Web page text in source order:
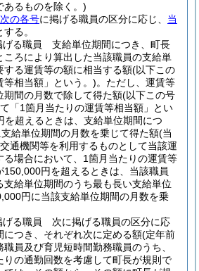
あるものを除く。)
次の各号に掲げる職員の区分に応じ、 当
る。
げる職員 支給単位期間につき、町長
ころにより算出した当該職員の支給単
する運賃等の額に相当する額(以下この
等相当額」という。)。 ただし、運賃等
期間の月数で除して得た額(以下この号
「1箇月当たりの運賃等相当額」とい
を超えるときは、支給単位期間につ
給単位期間の月数を乗じて得た額(当
通機関等を利用するものとして当該運
る場合において、1箇月当たりの運賃等
150,000円を超えるときは、当該職員
支給単位期間のうち最も長い支給単位
円に当該支給単位期間の月数を乗
げる職員 次に掲げる職員の区分に応
につき、それぞれ次に定める額(定年前
員及び育児短時間勤務職員のうち、
りの通勤回数を考慮して町長が規則で